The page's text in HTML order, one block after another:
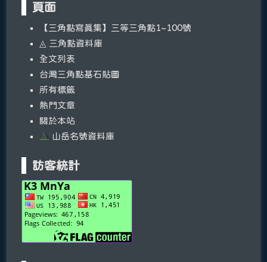
頁面
【三角點寫真集】三等三角點1~100號
◬ 三角點資料庫
全文列表
台灣三角點基石貼圖
所有標籤
熱門文章
關於本站
山岳名號資料庫
訪客統計